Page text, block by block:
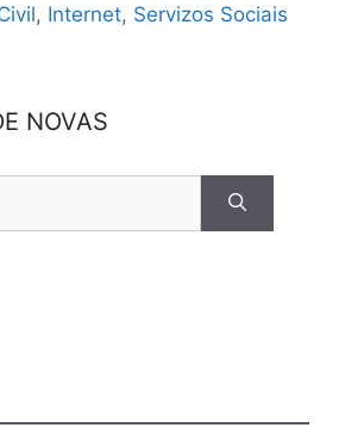
, Internet, Servizos Sociais
NOVAS